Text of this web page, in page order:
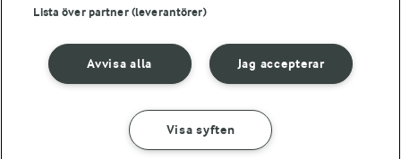
© 2026 Arla Foods
Integritetspolicy
Lista över partner (leverantörer)
Jag accepterar
Avvisa alla
Visa syften